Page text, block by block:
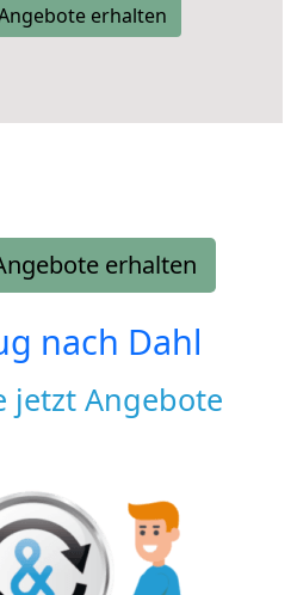
erhalten
erhalten
nach Dahl
jetzt Angebote